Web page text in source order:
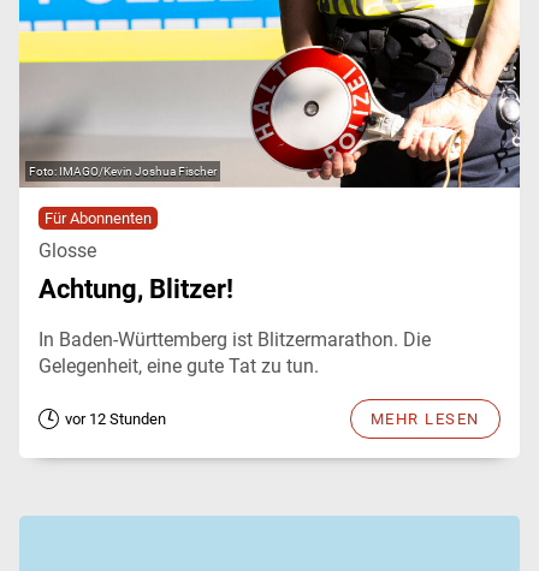
IMAGO/Kevin Joshua Fischer
Für Abonnenten
Glosse
Achtung, Blitzer!
In Baden-Württemberg ist Blitzermarathon. Die
Gelegenheit, eine gute Tat zu tun.
vor 12 Stunden MEHR LESEN